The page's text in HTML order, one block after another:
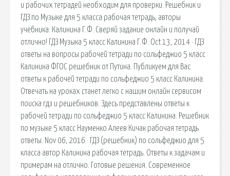
и рабочих тетрадей необходим для проверки. Решебник и
ГДЗ по Музыке для 5 класса рабочая тетрадь, авторы
учебника: Калинина Г.Ф. Сверяй задание онлайн и получай
отлично! ГДЗ Музыка 5 класс Калинина Г.Ф. Oct 13, 2014 · ГДЗ
ответы на вопросы рабочей тетради по сольфеджио 5 класс
Калинина ФГОС решебник от Путина. Публикуем для Вас
ответы к рабочей тетради по сольфеджио 5 класс Калинина.
Отвечать на уроках станет легко с нашим онлайн сервисом
поиска гдз и решебников. Здесь представлены ответы к
рабочей тетради по сольфеджио 5 класс Калинина. Решебник
по музыке 5 класс Науменко Алеев Кичак рабочая тетрадь
ответы. Nov 06, 2016 · ГДЗ (решебник) по сольфеджио для 5
класса автор Калинина рабочая тетрадь. Ответы к задачам и
примерам на отлично. Готовые решения. Современное